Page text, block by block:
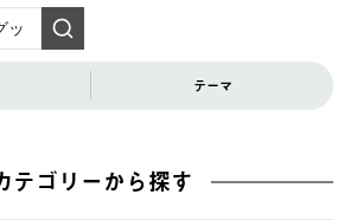
テーマ
テゴリーから探す